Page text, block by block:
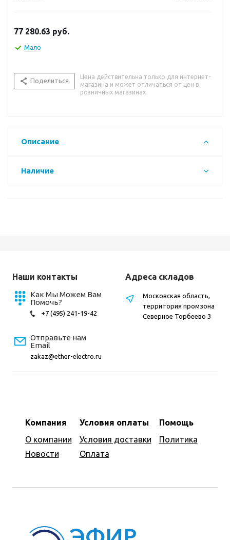
77 280.63 руб.
Мало
Поделиться
Цена действительна только для интернет-
магазина и может отличаться от цен в
розничных магазинах
Описание
Наличие
Наши контакты
Как Мы Можем Вам
Помочь?
+7 (495) 241-19-42
Отправьте нам
Email
zakaz@ether-electro.ru
Компания
О компании
Новости
Условия оплаты
Условия доставки
Оплата
Помощь
Политика
Адреса складов
Московская область,
территория промзона
Северное Торбеево 3